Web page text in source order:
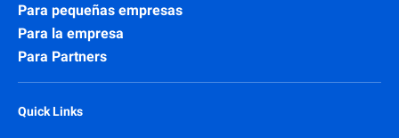
Para pequeñas empresas
Para la empresa
Para Partners
Quick Links